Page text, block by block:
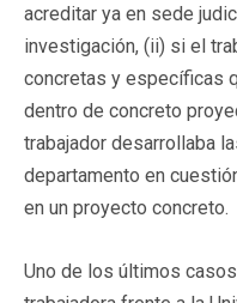
acreditar ya en sede
investigación, (ii) si el
concretas y específicas
dentro de concreto
trabajador desarrollaba
departamento en
en un proyecto concreto.
Uno de los últimos